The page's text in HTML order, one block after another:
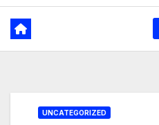
UNCATEGORIZED